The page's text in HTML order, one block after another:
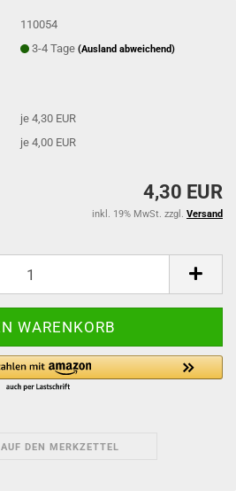
110054
3-4 Tage(Ausland abweichend)
je 4,30 EUR
je 4,00 EUR
4,30 EUR
inkl. 19% MwSt. zzgl. Versand
AUF DEN MERKZETTEL